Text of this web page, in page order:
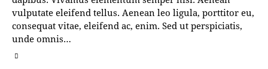
vulputate eleifend tellus. Aenean leo ligula, porttitor eu,
consequat vitae, eleifend ac, enim. Sed ut perspiciatis,
unde omnis…